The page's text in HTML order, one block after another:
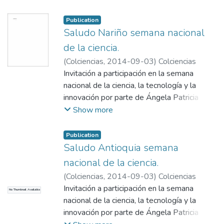
crear un Estado más incluyente,
transparente y que mejora la prestación de
servicios con la colaboración de terceros,
desde la innovación abierta. Ideas para el
Cambio es un programa diseñado y liderado
por el Grupo de Apropiación Social del
Conocimiento de Colciencias, con el objetivo
de apoyar soluciones innovadoras desde
básicas de comunidades que se encuentran
en condiciones de pobreza y vulnerabilidad.
Actualmente se encuentra abierta la
convocatoria ”Pacífico Pura Energía” que
incentiva el desarrollo de soluciones con
energías limpias y renovables para las
necesidades de energía eléctrica de las
comunidades de Chocó, Valle, Cauca y
Publication
Saludo Nariño semana nacional
de la ciencia.
(Colciencias, 2014-09-03) Colciencias
Invitación a participación en la semana
nacional de la ciencia, la tecnología y la
innovación por parte de Ángela Patricia
Bonilla.
Show more
No Thumbnail Available
Publication
Saludo Antioquia semana
nacional de la ciencia.
(Colciencias, 2014-09-03) Colciencias
Invitación a participación en la semana
nacional de la ciencia, la tecnología y la
innovación por parte de Ángela Patricia